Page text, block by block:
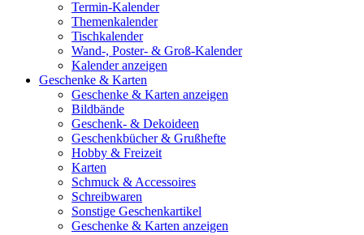
Termin-Kalender
Themenkalender
Tischkalender
Wand-, Poster- & Groß-Kalender
Kalender anzeigen
Geschenke & Karten
Geschenke & Karten anzeigen
Bildbände
Geschenk- & Dekoideen
Geschenkbücher & Grußhefte
Hobby & Freizeit
Karten
Schmuck & Accessoires
Schreibwaren
Sonstige Geschenkartikel
Geschenke & Karten anzeigen